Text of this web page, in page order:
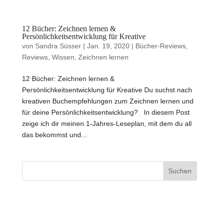
12 Bücher: Zeichnen lernen &
Persönlichkeitsentwicklung für Kreative
von Sandra Süsser| Jan. 19, 2020| Bücher-Reviews,
Reviews, Wissen Zeichnen lernen
12 Bücher: Zeichnen lernen &
Persönlichkeitsentwicklung für Kreative Du suchst nach
kreativen Buchempfehlungen zum Zeichnen lernen und
für deine Persönlichkeitsentwicklung? In diesem Post
zeige ich dir meinen 1-Jahres-Leseplan, mit dem du all
das bekommst und...